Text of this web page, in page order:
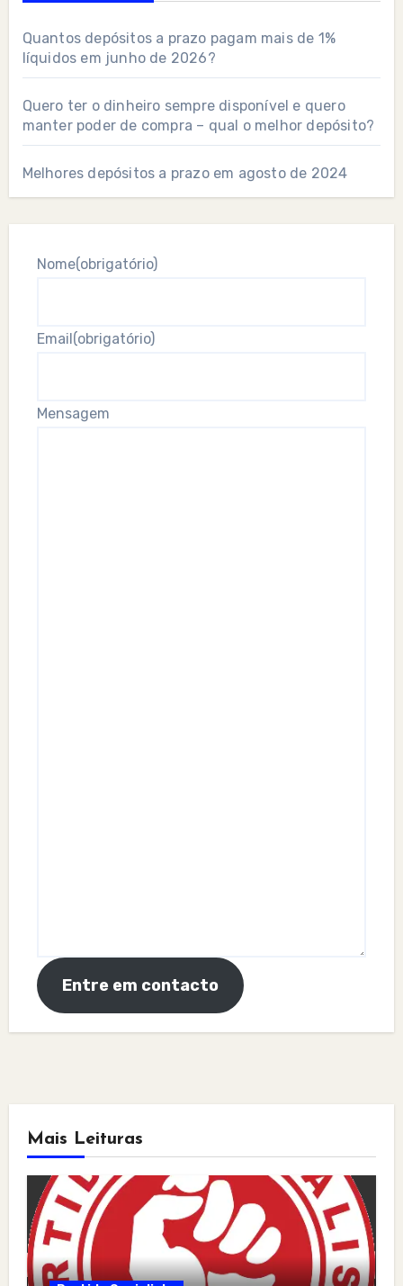
Quantos depósitos a prazo pagam mais de 1%
líquidos em junho de 2026?
Quero ter o dinheiro sempre disponível e quero
manter poder de compra – qual o melhor depósito?
Melhores depósitos a prazo em agosto de 2024
Nome(obrigatório)
Email(obrigatório)
Mensagem
Entre em contacto
Mais Leituras